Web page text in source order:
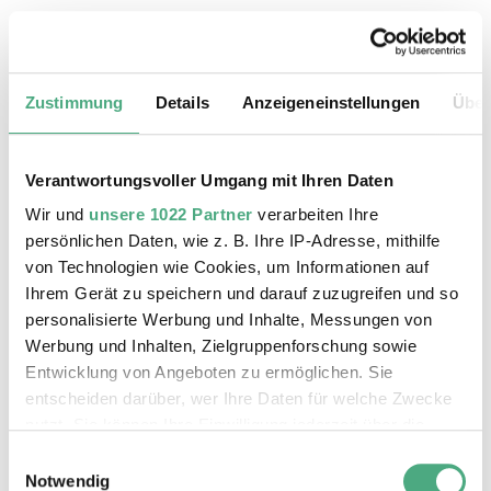
Zustimmung Details Anzeigeneinstellungen
Verantwortungsvoller Umgang mit Ihren Daten
Wir und unsere 1022 Partner verarbeiten Ihre
persönlichen Daten, wie z. B. Ihre IP-Adresse, mithilfe
von Technologien wie Cookies, um Informationen auf
Ihrem Gerät zu speichern und darauf zuzugreifen und so
personalisierte Werbung und Inhalte, Messungen von
Werbung und Inhalten, Zielgruppenforschung sowie
Entwicklung von Angeboten zu ermöglichen. Sie
entscheiden darüber, wer Ihre Daten für welche Zwecke
Trigger Symbol ändern oder widerrufen
Notwendig
ÖFFENTLICHE FÜHRUNG
Der Erzschrägaufzug der Völklinger Hütte mit
Copyright: Weltkulturerbe Völklinger Hütte | Karl
©
Das Weltkulturerbe Völklinger Hütte